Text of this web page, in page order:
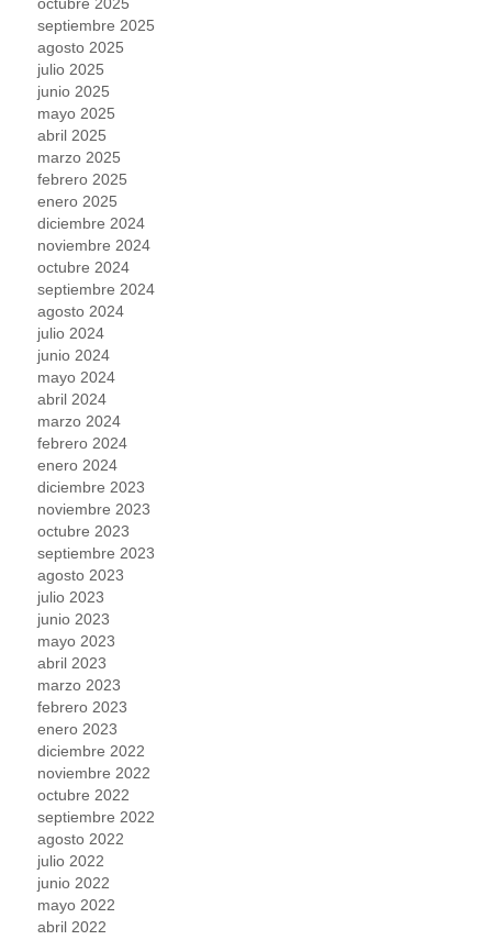
septiembre 2025
agosto 2025
julio 2025
junio 2025
mayo 2025
abril 2025
marzo 2025
febrero 2025
enero 2025
diciembre 2024
noviembre 2024
octubre 2024
septiembre 2024
agosto 2024
julio 2024
junio 2024
mayo 2024
abril 2024
marzo 2024
febrero 2024
enero 2024
diciembre 2023
noviembre 2023
octubre 2023
septiembre 2023
agosto 2023
julio 2023
junio 2023
mayo 2023
abril 2023
marzo 2023
febrero 2023
enero 2023
diciembre 2022
noviembre 2022
octubre 2022
septiembre 2022
agosto 2022
julio 2022
junio 2022
mayo 2022
abril 2022